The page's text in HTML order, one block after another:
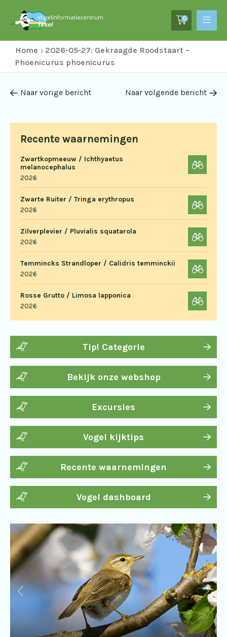
0
Home
2026-05-27: Gekraagde Roodstaart –
Phoenicurus phoenicurus
Recente waarnemingen
Zwartkopmeeuw / Ichthyaetus
melanocephalus
2026
Zwarte Ruiter / Tringa erythropus
2026
Zilverplevier / Pluvialis squatarola
2026
Temmincks Strandloper / Calidris temminckii
2026
Rosse Grutto / Limosa lapponica
2026
Tip! Categorie
Bekijk onze webshop
Excursies
Vogel kijktips
Recente waarnemingen
Vogel dashboard
Naar vorige bericht Naar volgende bericht